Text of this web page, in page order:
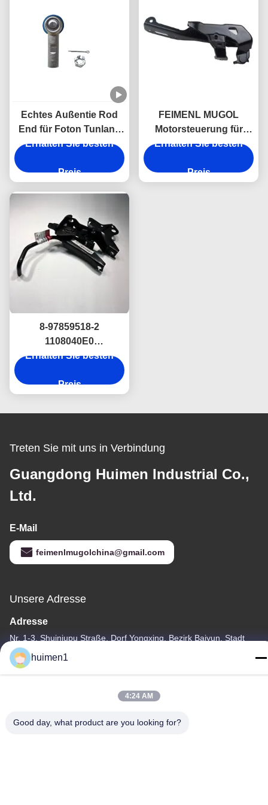
Echtes Außentie Rod
End für Foton Tunland
& JAC T6 5 Lug 4WD für
Erhalten Sie besten
Preis
FEIMENL MUGOL
Motorsteuerung für
ISUZU NKR JAC 1040 8-
Erhalten Sie besten
Preis
8-97859518-2
1108040E0
Motorsteuerungsknoten
JAC Lkw-Teile
Erhalten Sie besten
Preis
Treten Sie mit uns in Verbindung
Guangdong Huimen Industrial Co.,
Ltd.
E-Mail
feimenlmugolchina@gmail.com
Unsere Adresse
Adresse
Nr. 1-3, Shuiniupu Straße, Dorf Yongxing, Bezirk Baiyun, Stadt
Guangzhou, Provinz Guangdong, China
Telefon
huimen1
4:24 AM
Good day, what product are you looking for?